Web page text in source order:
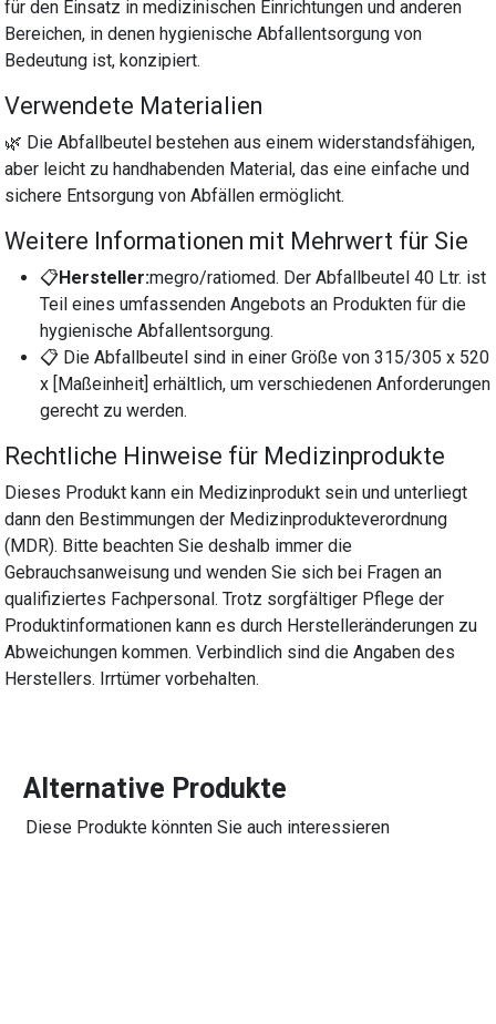
für den Einsatz in medizinischen Einrichtungen und anderen
Bereichen, in denen hygienische Abfallentsorgung von
Bedeutung ist, konzipiert.
Verwendete Materialien
🌿 Die Abfallbeutel bestehen aus einem widerstandsfähigen,
aber leicht zu handhabenden Material, das eine einfache und
sichere Entsorgung von Abfällen ermöglicht.
Weitere Informationen mit Mehrwert für Sie
📋Hersteller:megro/ratiomed. Der Abfallbeutel 40 Ltr. ist
Teil eines umfassenden Angebots an Produkten für die
hygienische Abfallentsorgung.
📋 Die Abfallbeutel sind in einer Größe von 315/305 x 520
x [Maßeinheit] erhältlich, um verschiedenen Anforderungen
gerecht zu werden.
Rechtliche Hinweise für Medizinprodukte
Dieses Produkt kann ein Medizinprodukt sein und unterliegt
dann den Bestimmungen der Medizinprodukteverordnung
(MDR). Bitte beachten Sie deshalb immer die
Gebrauchsanweisung und wenden Sie sich bei Fragen an
qualifiziertes Fachpersonal. Trotz sorgfältiger Pflege der
Produktinformationen kann es durch Herstelleränderungen zu
Abweichungen kommen. Verbindlich sind die Angaben des
Herstellers. Irrtümer vorbehalten.
Alternative Produkte
Diese Produkte könnten Sie auch interessieren